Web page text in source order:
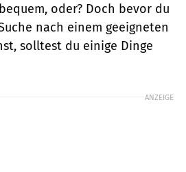
oder? Doch bevor du
nach einem geeigneten
solltest du einige Dinge
ANZEIGE